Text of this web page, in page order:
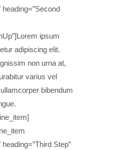
heading=”Second
ipsum
adipiscing elit.
non urna at,
varius vel
bibendum
Step”